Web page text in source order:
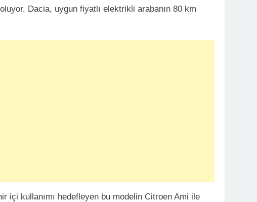
Dacia, uygun fiyatlı elektrikli arabanın 80 km
içi kullanımı hedefleyen bu modelin Citroen Ami ile